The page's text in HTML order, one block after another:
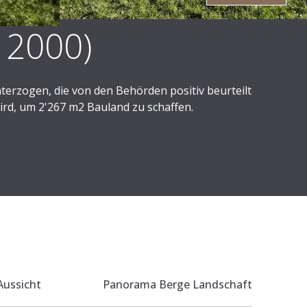
die von den Behörden positiv beurteilt
um 2'267 m2 Bauland zu schaffen.
ihnen zu mehr oder weniger gleichen Teilen
an sich. Eine Baugenehmigung für die Villen
angenehmes und grünes Lebensumfeld. Mit
Panorama Berge Landschaft